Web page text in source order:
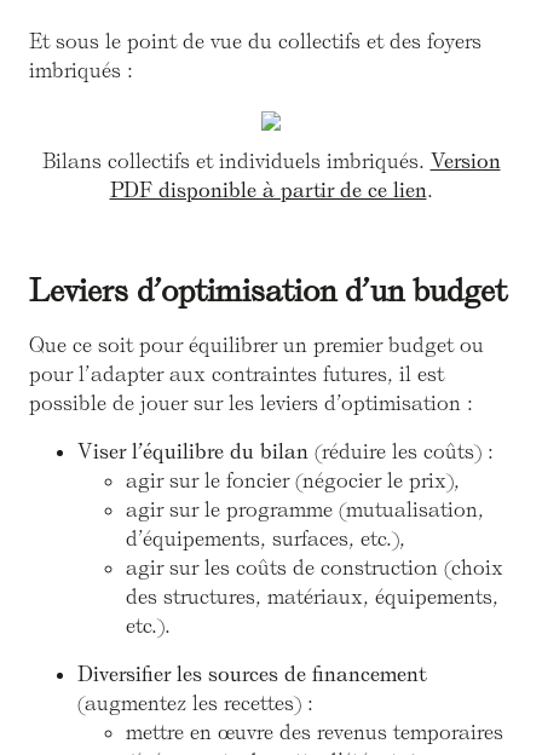
Et sous le point de vue du collectifs et des foyers
imbriqués :
Bilans collectifs et individuels imbriqués. Version
PDF disponible à partir de ce lien.
Leviers d’optimisation d’un budget
Que ce soit pour équilibrer un premier budget ou
pour l’adapter aux contraintes futures, il est
possible de jouer sur les leviers d’optimisation :
Viser l’équilibre du bilan (réduire les coûts) :
agir sur le foncier (négocier le prix),
agir sur le programme (mutualisation,
d’équipements, surfaces, etc.),
agir sur les coûts de construction (choix
des structures, matériaux, équipements,
etc.).
Diversifier les sources de financement
(augmentez les recettes) :
mettre en œuvre des revenus temporaires